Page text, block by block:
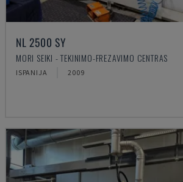
NL 2500 SY
MORI SEIKI - TEKINIMO-FREZAVIMO CENTRAS
ISPANIJA 2009